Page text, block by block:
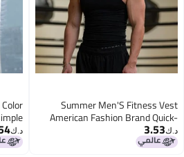
4
Summer Men'S Fitness Vest
American Fashion Brand Quick-
Drying Threaded Tight Vest Men'S
Solid Color Sports Sleeveless Base
د.ك‏3.53
3
Men
د.ك‏